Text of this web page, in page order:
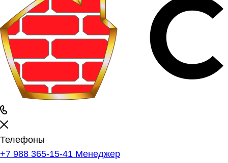
Телефоны
+7 988 365-15-41 Менеджер